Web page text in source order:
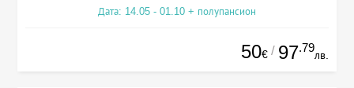
Дата: 14.05 - 01.10 + полупансион
50€ / 97.79
лв.